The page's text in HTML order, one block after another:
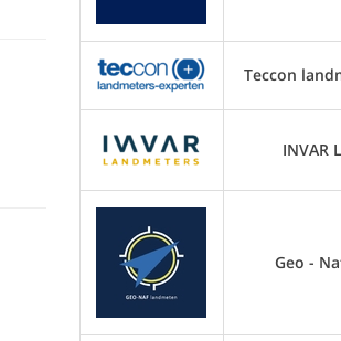
Teccon
INVAR
Geo -